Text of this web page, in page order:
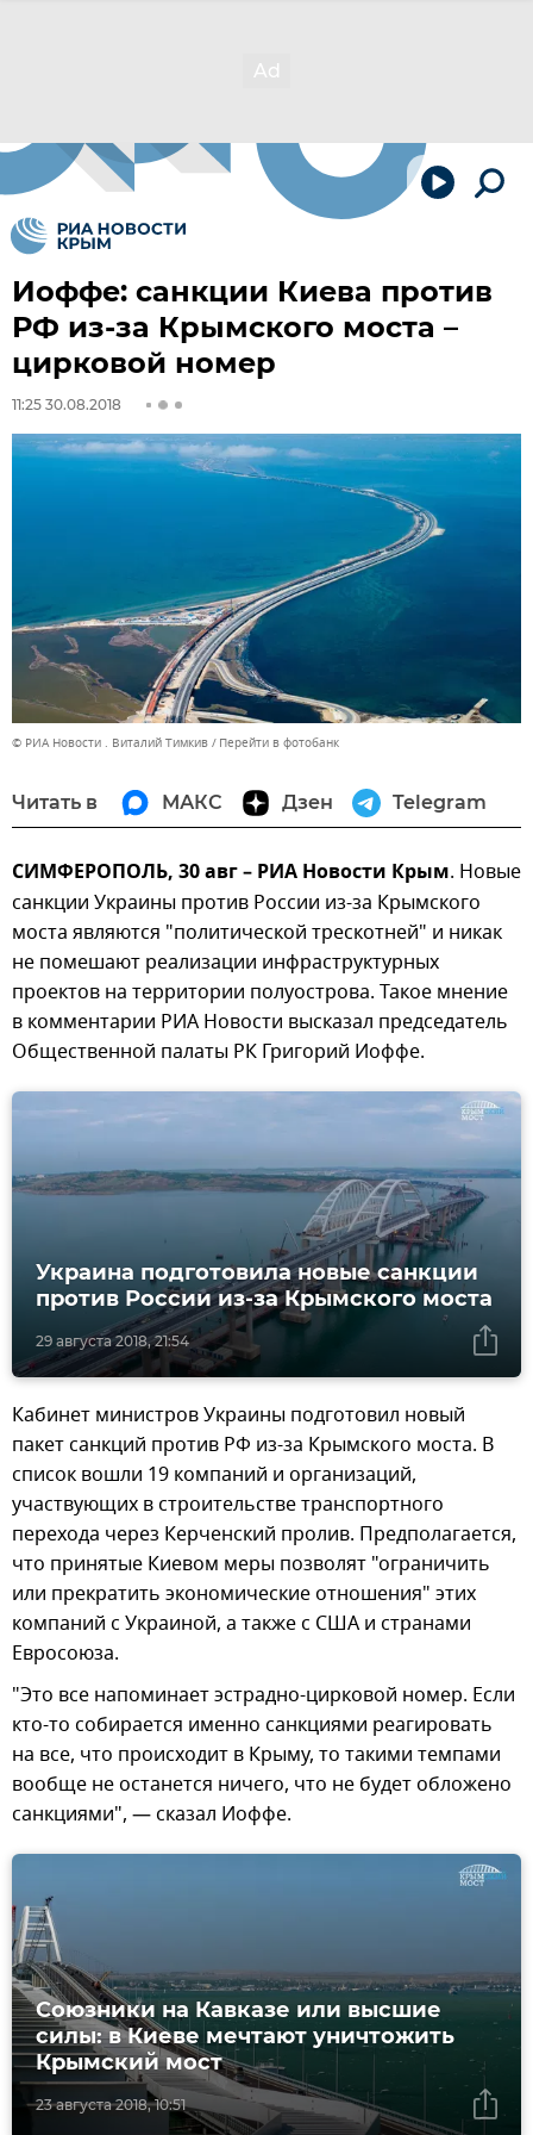
Иоффе: санкции Киева против
РФ из-за Крымского моста –
цирковой номер
11:25 30.08.2018
© РИА Новости . Виталий Тимкив Перейти в фотобанк
Читать в МАКС Дзен Telegram
СИМФЕРОПОЛЬ, 30 авг – РИА Новости Крым. Новые
санкции Украины против России из-за Крымского
моста являются "политической трескотней" и никак
не помешают реализации инфраструктурных
проектов на территории полуострова. Такое мнение
в комментарии РИА Новости высказал председатель
Общественной палаты РК Григорий Иоффе.
29 августа 2018, 21:54
Украина подготовила новые санкции
против России из-за Крымского моста
Кабинет министров Украины подготовил новый
пакет санкций против РФ из-за Крымского моста. В
список вошли 19 компаний и организаций,
участвующих в строительстве транспортного
перехода через Керченский пролив. Предполагается,
что принятые Киевом меры позволят "ограничить
или прекратить экономические отношения" этих
компаний с Украиной, а также с США и странами
Евросоюза.
"Это все напоминает эстрадно-цирковой номер. Если
кто-то собирается именно санкциями реагировать
на все, что происходит в Крыму, то такими темпами
вообще не останется ничего, что не будет обложено
санкциями", — сказал Иоффе.
23 августа 2018, 10:51
Союзники на Кавказе или высшие
силы: в Киеве мечтают уничтожить
Крымский мост